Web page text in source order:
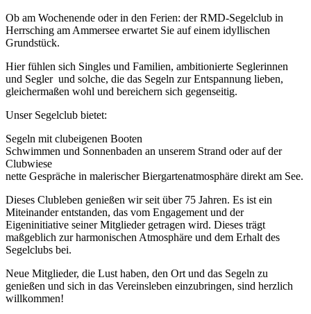
Ob am Wochenende oder in den Ferien: der RMD-Segelclub in
Herrsching am Ammersee erwartet Sie auf einem idyllischen
Grundstück.
Hier fühlen sich Singles und Familien, ambitionierte Seglerinnen
und Segler und solche, die das Segeln zur Entspannung lieben,
gleichermaßen wohl und bereichern sich gegenseitig.
Unser Segelclub bietet:
Segeln mit clubeigenen Booten
Schwimmen und Sonnenbaden an unserem Strand oder auf der
Clubwiese
nette Gespräche in malerischer Biergartenatmosphäre direkt am See.
Dieses Clubleben genießen wir seit über 75 Jahren. Es ist ein
Miteinander entstanden, das vom Engagement und der
Eigeninitiative seiner Mitglieder getragen wird. Dieses trägt
maßgeblich zur harmonischen Atmosphäre und dem Erhalt des
Segelclubs bei.
Neue Mitglieder, die Lust haben, den Ort und das Segeln zu
genießen und sich in das Vereinsleben einzubringen, sind herzlich
willkommen!